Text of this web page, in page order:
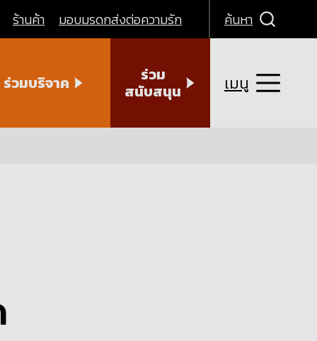
ร้านค้า มอบมรดกส่งต่อความรัก ค้นหา
ร่วมบริจาค
ร่วม
สนับสนุน
เมนู